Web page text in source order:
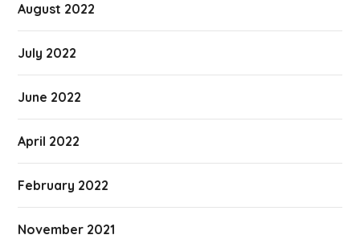
August 2022
July 2022
June 2022
April 2022
February 2022
November 2021